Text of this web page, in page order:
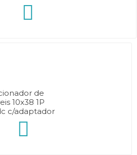
de
10x38 1P
c/adaptador